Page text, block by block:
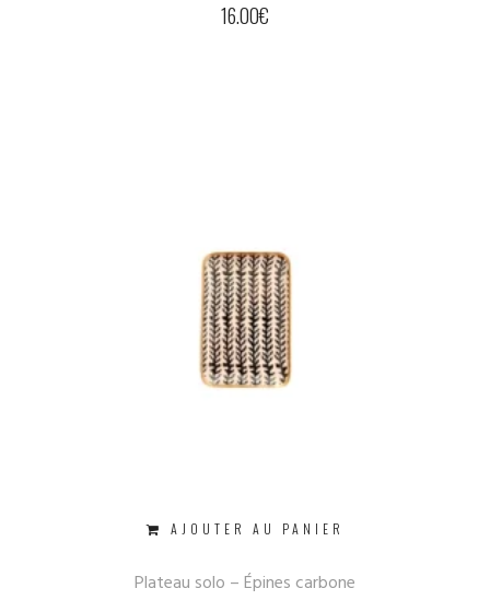
16.00€
AJOUTER AU PANIER
Plateau solo – Épines carbone